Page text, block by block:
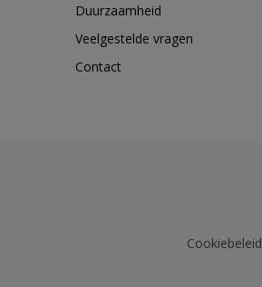
Duurzaamheid
Veelgestelde vragen
Contact
Cookiebeleid